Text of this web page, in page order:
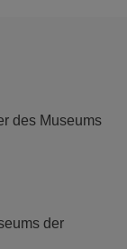
für
der